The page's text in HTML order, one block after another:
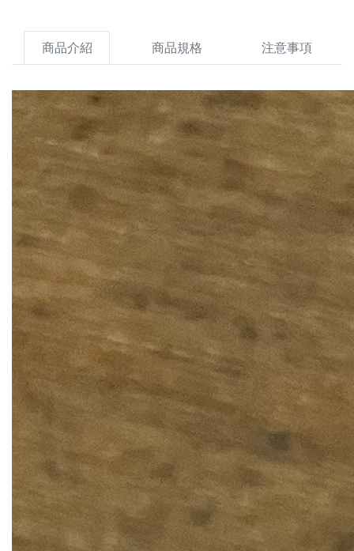
商品介紹 商品規格 注意事項